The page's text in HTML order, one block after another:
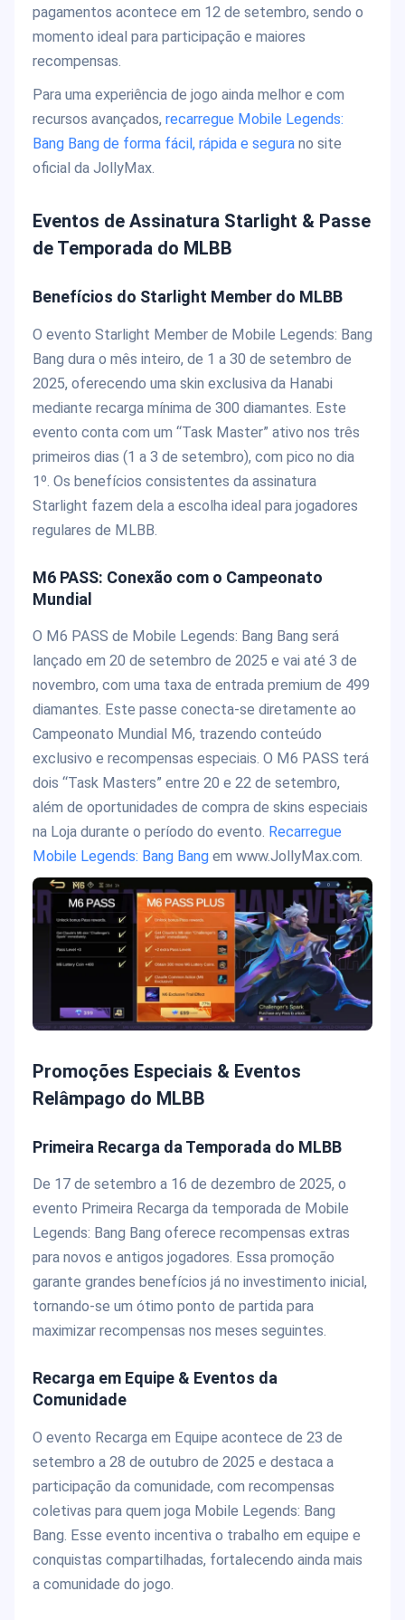
pagamentos acontece em 12 de setembro, sendo o
momento ideal para participação e maiores
recompensas.
Para uma experiência de jogo ainda melhor e com
recursos avançados, recarregue Mobile Legends:
Bang Bang de forma fácil, rápida e segura no site
oficial da JollyMax.
Eventos de Assinatura Starlight & Passe
de Temporada do MLBB
Benefícios do Starlight Member do MLBB
O evento Starlight Member de Mobile Legends: Bang
Bang dura o mês inteiro, de 1 a 30 de setembro de
2025, oferecendo uma skin exclusiva da Hanabi
mediante recarga mínima de 300 diamantes. Este
evento conta com um “Task Master” ativo nos três
primeiros dias (1 a 3 de setembro), com pico no dia
1º. Os benefícios consistentes da assinatura
Starlight fazem dela a escolha ideal para jogadores
regulares de MLBB.
M6 PASS: Conexão com o Campeonato
Mundial
O M6 PASS de Mobile Legends: Bang Bang será
lançado em 20 de setembro de 2025 e vai até 3 de
novembro, com uma taxa de entrada premium de 499
diamantes. Este passe conecta-se diretamente ao
Campeonato Mundial M6, trazendo conteúdo
exclusivo e recompensas especiais. O M6 PASS terá
dois “Task Masters” entre 20 e 22 de setembro,
além de oportunidades de compra de skins especiais
na Loja durante o período do evento. Recarregue
Mobile Legends: Bang Bang em www.JollyMax.com.
Promoções Especiais & Eventos
Relâmpago do MLBB
Primeira Recarga da Temporada do MLBB
De 17 de setembro a 16 de dezembro de 2025, o
evento Primeira Recarga da temporada de Mobile
Legends: Bang Bang oferece recompensas extras
para novos e antigos jogadores. Essa promoção
garante grandes benefícios já no investimento inicial,
tornando-se um ótimo ponto de partida para
maximizar recompensas nos meses seguintes.
Recarga em Equipe & Eventos da
Comunidade
O evento Recarga em Equipe acontece de 23 de
setembro a 28 de outubro de 2025 e destaca a
participação da comunidade, com recompensas
coletivas para quem joga Mobile Legends: Bang
Bang. Esse evento incentiva o trabalho em equipe e
conquistas compartilhadas, fortalecendo ainda mais
a comunidade do jogo.